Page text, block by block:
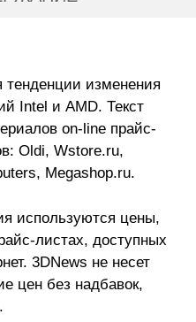
тенденции изменения
Intel и AMD. Текст
on-line прайс-
Oldi, Wstore.ru,
Megashop.ru.
используются цены,
листах, доступных
3DNews не несет
цен без надбавок,